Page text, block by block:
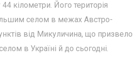
кілометри. Його територія
селом в межах Австро-
від Микуличина, що призвело
в Україні й до сьогодні.